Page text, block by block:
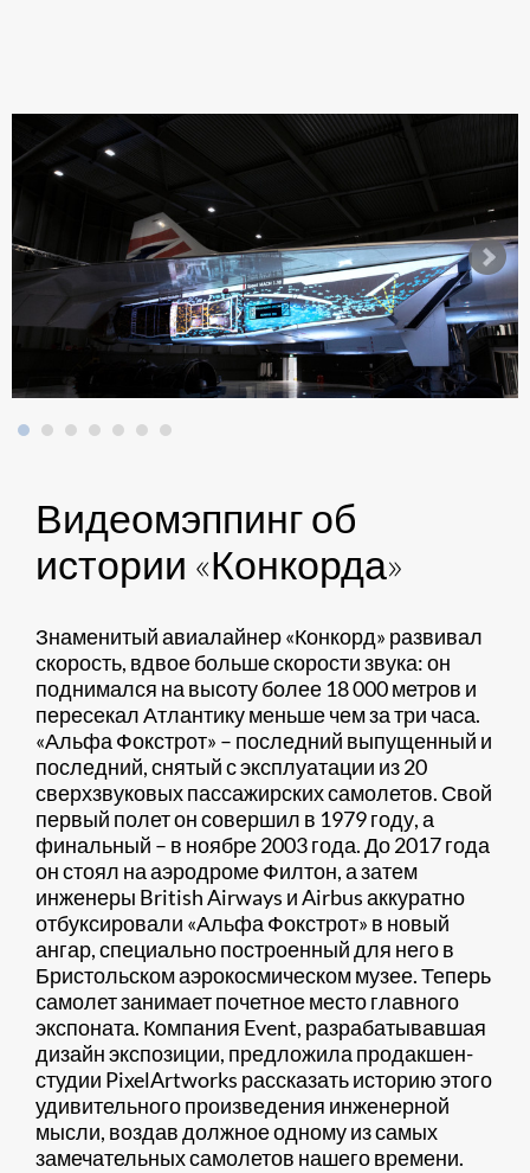
Видеомэппинг об
истории «Конкорда»
Знаменитый авиалайнер «Конкорд» развивал
скорость, вдвое больше скорости звука: он
поднимался на высоту более 18 000 метров и
пересекал Атлантику меньше чем за три часа.
«Альфа Фокстрот» – последний выпущенный и
последний, снятый с эксплуатации из 20
сверхзвуковых пассажирских самолетов. Свой
первый полет он совершил в 1979 году, а
финальный – в ноябре 2003 года. До 2017 года
он стоял на аэродроме Филтон, а затем
инженеры British Airways и Airbus аккуратно
отбуксировали «Альфа Фокстрот» в новый
ангар, специально построенный для него в
Бристольском аэрокосмическом музее. Теперь
самолет занимает почетное место главного
экспоната. Компания Event, разрабатывавшая
дизайн экспозиции, предложила продакшен-
студии PixelArtworks рассказать историю этого
удивительного произведения инженерной
мысли, воздав должное одному из самых
замечательных самолетов нашего времени.